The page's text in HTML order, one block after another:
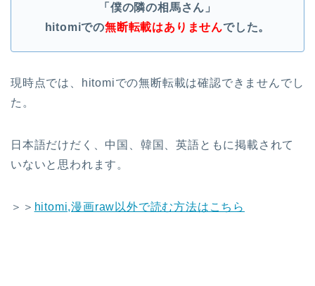
「僕の隣の相馬さん」
hitomiでの無断転載はありませんでした。
現時点では、hitomiでの無断転載は確認できませんでし
た。
日本語だけだく、中国、韓国、英語ともに掲載されて
いないと思われます。
＞＞ hitomi,漫画raw以外で読む方法はこちら